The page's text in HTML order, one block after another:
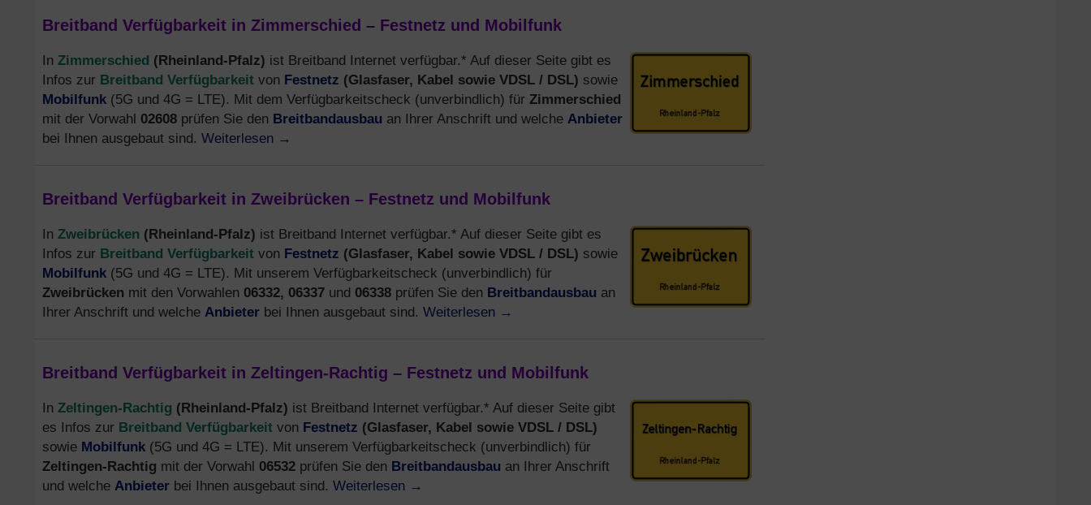
Breitband Verfügbarkeit in Zimmerschied – Festnetz und Mobilfunk
In Zimmerschied (Rheinland-Pfalz) ist Breitband Internet verfügbar.* Auf dieser Seite gibt es
Infos zur Breitband Verfügbarkeit von Festnetz (Glasfaser, Kabel sowie VDSL / DSL) sowie
Mobilfunk (5G und 4G = LTE). Mit dem Verfügbarkeitscheck (unverbindlich) für Zimmerschied
mit der Vorwahl 02608 prüfen Sie den Breitbandausbau an Ihrer Anschrift und welche Anbieter
bei Ihnen ausgebaut sind. Weiterlesen →
Breitband Verfügbarkeit in Zweibrücken – Festnetz und Mobilfunk
In Zweibrücken (Rheinland-Pfalz) ist Breitband Internet verfügbar.* Auf dieser Seite gibt es
Infos zur Breitband Verfügbarkeit von Festnetz (Glasfaser, Kabel sowie VDSL / DSL) sowie
Mobilfunk (5G und 4G = LTE). Mit unserem Verfügbarkeitscheck (unverbindlich) für
Zweibrücken mit den Vorwahlen 06332, 06337 und 06338 prüfen Sie den Breitbandausbau an
Ihrer Anschrift und welche Anbieter bei Ihnen ausgebaut sind. Weiterlesen →
Breitband Verfügbarkeit in Zeltingen-Rachtig – Festnetz und Mobilfunk
In Zeltingen-Rachtig (Rheinland-Pfalz) ist Breitband Internet verfügbar.* Auf dieser Seite gibt
es Infos zur Breitband Verfügbarkeit von Festnetz (Glasfaser, Kabel sowie VDSL / DSL)
sowie Mobilfunk (5G und 4G = LTE). Mit unserem Verfügbarkeitscheck (unverbindlich) für
Zeltingen-Rachtig mit der Vorwahl 06532 prüfen Sie den Breitbandausbau an Ihrer Anschrift
und welche Anbieter bei Ihnen ausgebaut sind. Weiterlesen →